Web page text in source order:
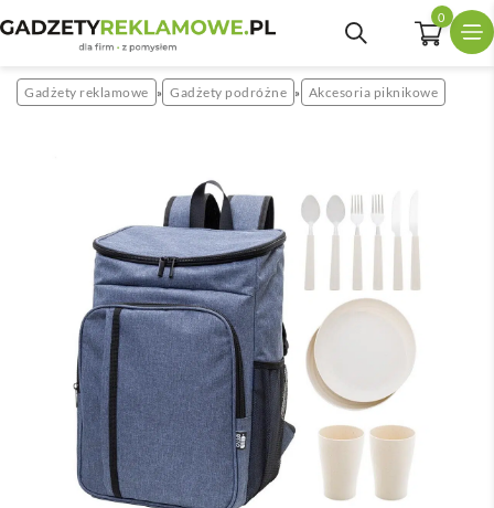
0
Gadżety reklamowe » Gadżety podróżne » Akcesoria piknikowe